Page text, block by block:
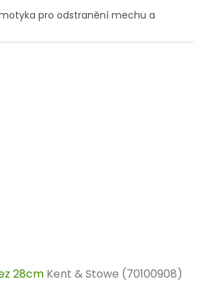
pro odstranění mechu a
28cm Kent & Stowe (70100908)